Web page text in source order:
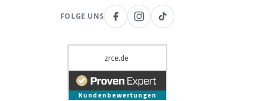
FOLGE UNS